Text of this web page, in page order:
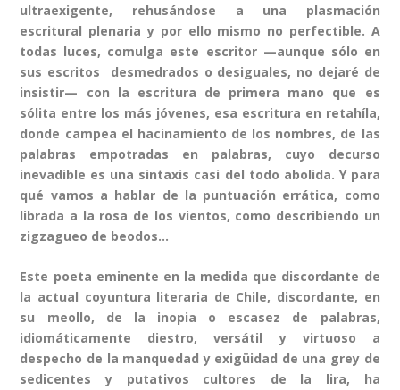
ultraexigente, rehusándose a una plasmación
escritural plenaria y por ello mismo no perfectible. A
todas luces, comulga este escritor —aunque sólo en
sus escritos desmedrados o desiguales, no dejaré de
insistir— con la escritura de primera mano que es
sólita entre los más jóvenes, esa escritura en retahíla,
donde campea el hacinamiento de los nombres, de las
palabras empotradas en palabras, cuyo decurso
inevadible es una sintaxis casi del todo abolida. Y para
qué vamos a hablar de la puntuación errática, como
librada a la rosa de los vientos, como describiendo un
zigzagueo de beodos…
Este poeta eminente en la medida que discordante de
la actual coyuntura literaria de Chile, discordante, en
su meollo, de la inopia o escasez de palabras,
idiomáticamente diestro, versátil y virtuoso a
despecho de la manquedad y exigüidad de una grey de
sedicentes y putativos cultores de la lira, ha